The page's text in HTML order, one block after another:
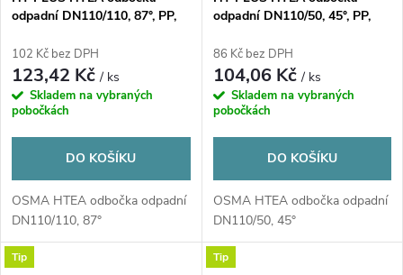
odpadní DN110/110, 87°, PP,
102 Kč bez DPH
123,42 Kč/ ks
Skladem na vybraných
pobočkách
DO KOŠÍKU
OSMA HTEA odbočka odpadní
DN110/110, 87°
odpadní DN110/50, 45°, PP,
86 Kč bez DPH
104,06 Kč/ ks
Skladem na vybraných
pobočkách
DO KOŠÍKU
OSMA HTEA odbočka odpadní
DN110/50, 45°
Tip Tip